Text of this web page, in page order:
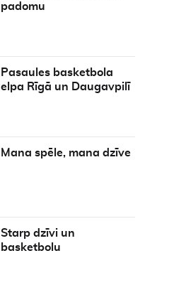
padomu
Pasaules basketbola
elpa Rīgā un Daugavpilī
Mana spēle, mana dzīve
Starp dzīvi un
basketbolu